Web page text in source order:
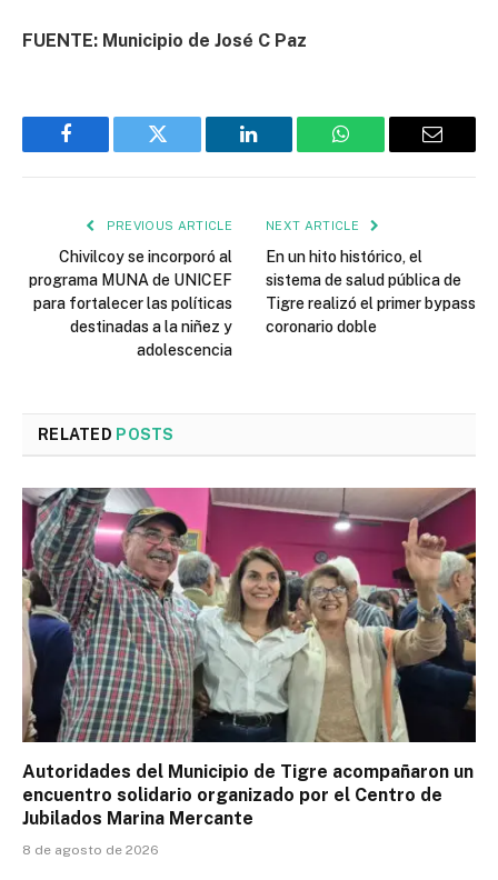
FUENTE: Municipio de José C Paz
Facebook Twitter LinkedIn WhatsApp Email
PREVIOUS ARTICLE
Chivilcoy se incorporó al
programa MUNA de UNICEF
para fortalecer las políticas
destinadas a la niñez y
adolescencia
NEXT ARTICLE
En un hito histórico, el
sistema de salud pública de
Tigre realizó el primer bypass
coronario doble
RELATED POSTS
Autoridades del Municipio de Tigre acompañaron un
encuentro solidario organizado por el Centro de
Jubilados Marina Mercante
8 de agosto de 2026